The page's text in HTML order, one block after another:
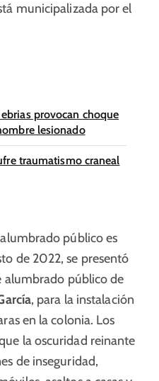
municipalizada por el
provocan choque
lesionado
traumatismo craneal
público es
de 2022, se presentó
alumbrado público de
, para la instalación
en la colonia. Los
la oscuridad reinante
de inseguridad,